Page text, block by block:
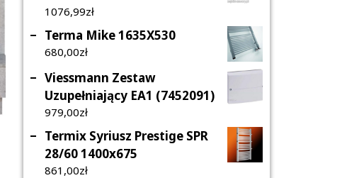
1076,99Zł
Terma Mike 1635X530
680,00Zł
Viessmann Zestaw
Uzupełniający EA1 (7452091)
979,00Zł
Termix Syriusz Prestige SPR
28/60 1400x675
861,00Zł